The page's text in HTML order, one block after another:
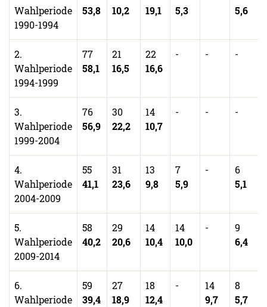
Wahlperiode
1990-1994
53,8
10,2
19,1
5,3
5,6
2.
Wahlperiode
1994-1999
77
58,1
21
16,5
22
16,6
- - -
3.
Wahlperiode
1999-2004
76
56,9
30
22,2
14
10,7
- - -
4.
Wahlperiode
2004-2009
55
41,1
31
23,6
13
9,8
7
5,9
-
6
5,1
5.
Wahlperiode
2009-2014
58
40,2
29
20,6
14
10,4
14
10,0
-
9
6,4
6.
Wahlperiode
59
39,4
27
18,9
18
12,4
-
14
9,7
8
5,7